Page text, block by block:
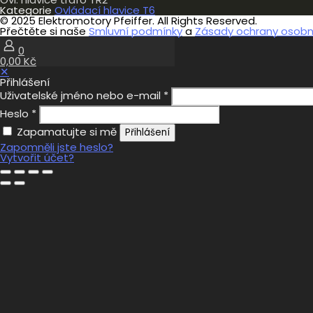
Kategorie Ovládací hlavice T6
© 2025 Elektromotory Pfeiffer. All Rights Reserved.
Přečtěte si naše Smluvní podmínkya Zásady ochrany
0
0,00 Kč
✕
Přihlášení
Uživatelské jméno nebo e-mail *
Heslo *
Zapamatujte si mě
Přihlášení
Zapomněli jste heslo?
Vytvořit účet?